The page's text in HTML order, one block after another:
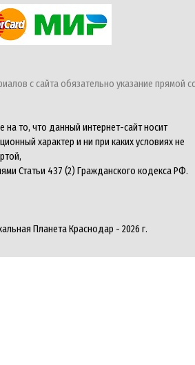
с сайта обязательно указание прямой
то, что данный интернет-сайт носит
характер и ни при каких условиях не
Статьи 437 (2) Гражданского кодекса РФ.
Планета Краснодар - 2026 г.